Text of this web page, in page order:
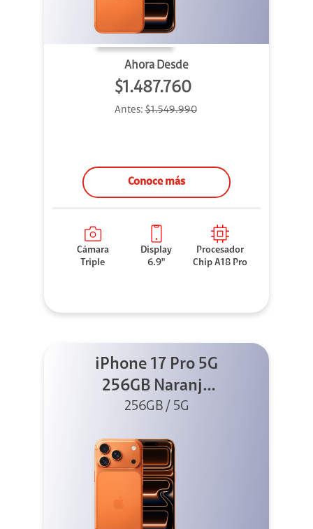
Ahora Desde
$1.487.760
Antes:$1.549.990
Conoce más
Cámara
Triple
Display
6.9"
Procesador
Chip A18 Pro
iPhone 17 Pro 5G
256GB Naranja
cósmico
256GB / 5G